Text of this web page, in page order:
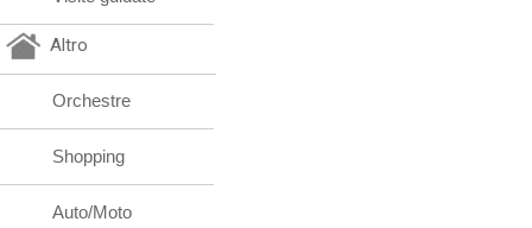
Altro
Orchestre
Shopping
Auto/Moto